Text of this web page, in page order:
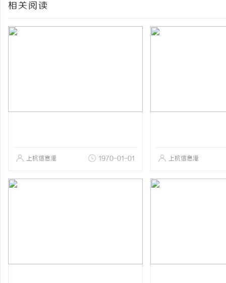
相关阅读
上杭信息港 1970-01-01 上杭信息港